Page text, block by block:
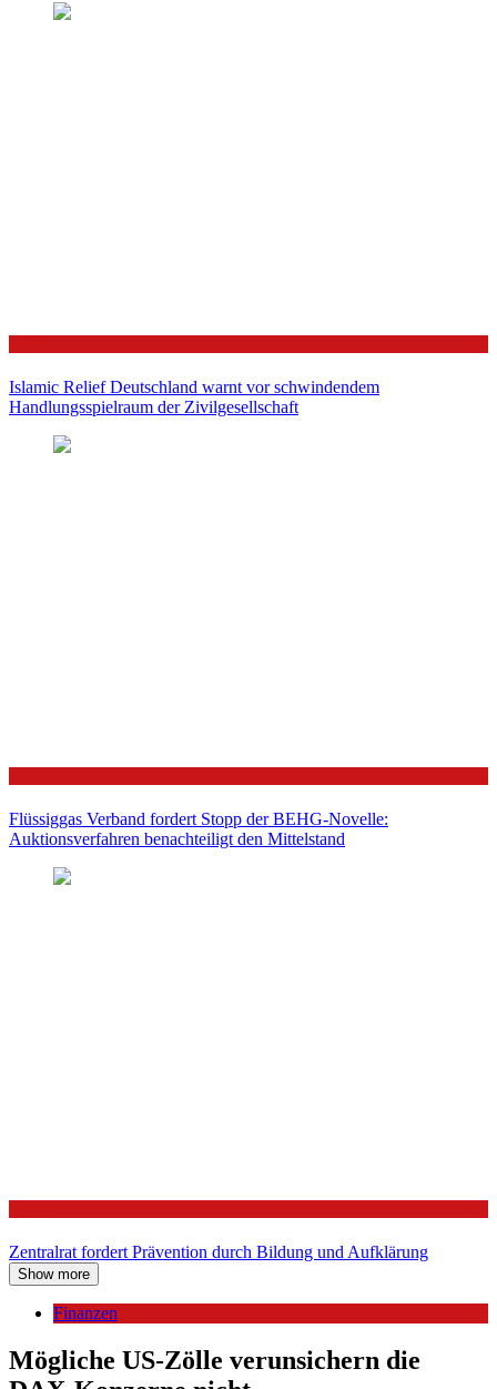
Islamic Relief Deutschland warnt vor schwindendem
Handlungsspielraum der Zivilgesellschaft
Flüssiggas Verband fordert Stopp der BEHG-Novelle:
Auktionsverfahren benachteiligt den Mittelstand
Zentralrat fordert Prävention durch Bildung und Aufklärung
Show more
Finanzen
Mögliche US-Zölle verunsichern die